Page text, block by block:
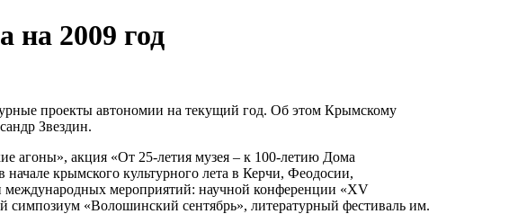
2009 год
проекты автономии на текущий год. Об этом Крымскому
Звездин.
агоны», акция «От 25-летия музея – к 100-летию Дома
крымского культурного лета в Керчи, Феодосии,
международных мероприятий: научной конференции «XV
«Волошинский сентябрь», литературный фестиваль им.